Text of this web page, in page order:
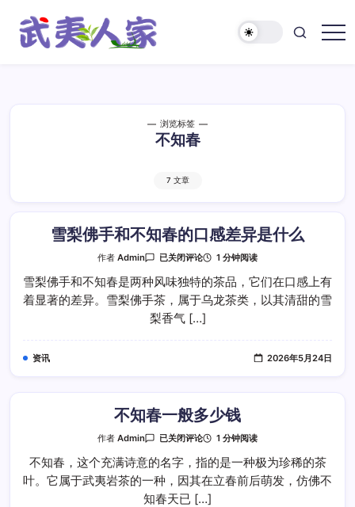
浏览标签
不知春
7 文章
雪梨佛手和不知春的口感差异是什么
作者Admin
雪
佛
手
和
不
知
么
已关闭评论 1 分钟阅读
雪梨佛手和不知春是两种风味独特的茶品，它们在口感上有
着显著的差异。雪梨佛手茶，属于乌龙茶类，以其清甜的雪
梨香气 […]
资讯 2026年5月24日
不知春一般多少钱
作者Admin
不
春
一
般
多
少
已关闭评论 1 分钟阅读
不知春，这个充满诗意的名字，指的是一种极为珍稀的茶
叶。它属于武夷岩茶的一种，因其在立春前后萌发，仿佛不
知春天已 […]